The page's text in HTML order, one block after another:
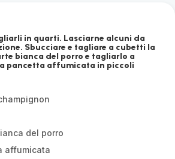
in quarti. Lasciarne alcuni da
Sbucciare e tagliare a cubetti la
bianca del porro e tagliarlo a
pancetta affumicata in piccoli
del porro
affumicata